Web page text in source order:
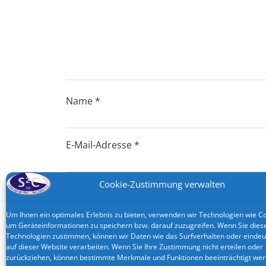
Cookie-Zustimmung verwalten
Um Ihnen ein optimales Erlebnis zu bieten, verwenden wir Technologien wie
um Geräteinformationen zu speichern bzw. darauf zuzugreifen. Wenn Sie
Technologien zustimmen, können wir Daten wie das Surfverhalten oder
auf dieser Website verarbeiten. Wenn Sie Ihre Zustimmung nicht erteilen oder
zurückziehen, können bestimmte Merkmale und Funktionen beeinträchtigt
Name*
E-Mail-Adresse*
Website